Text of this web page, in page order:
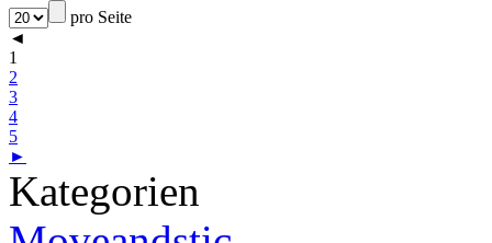
pro Seite
◄
1
2
3
4
5
►
Kategorien